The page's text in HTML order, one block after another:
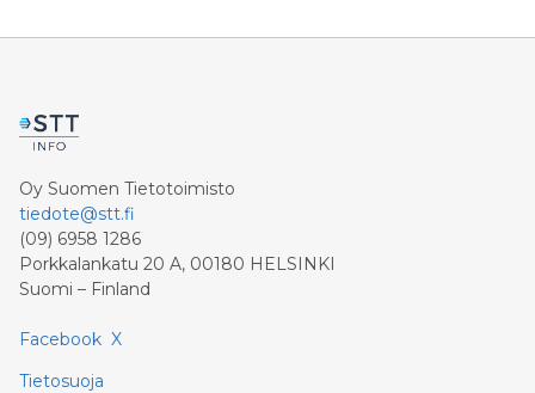
Oy Suomen Tietotoimisto
tiedote@stt.fi
(09) 6958 1286
Porkkalankatu 20 A, 00180 HELSINKI
Suomi – Finland
Facebook X
Tietosuoja